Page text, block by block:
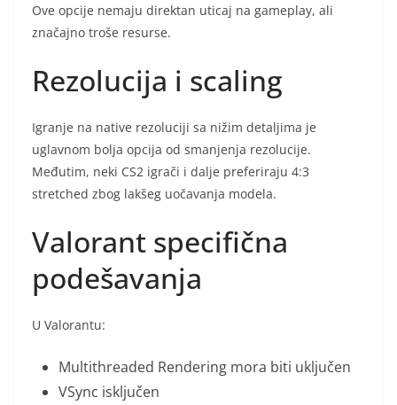
Ove opcije nemaju direktan uticaj na gameplay, ali
značajno troše resurse.
Rezolucija i scaling
Igranje na native rezoluciji sa nižim detaljima je
uglavnom bolja opcija od smanjenja rezolucije.
Međutim, neki CS2 igrači i dalje preferiraju 4:3
stretched zbog lakšeg uočavanja modela.
Valorant specifična
podešavanja
U Valorantu:
Multithreaded Rendering mora biti uključen
VSync isključen